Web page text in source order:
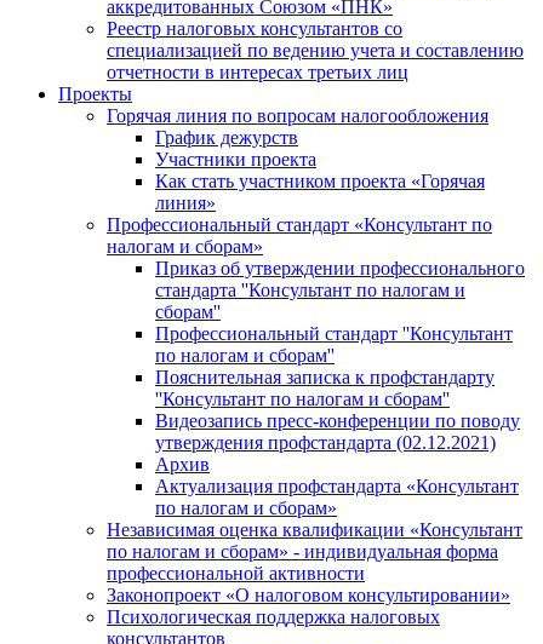
аккредитованных Союзом «ПНК»
Реестр налоговых консультантов со
специализацией по ведению учета и составлению
отчетности в интересах третьих лиц
Проекты
Горячая линия по вопросам налогообложения
График дежурств
Участники проекта
Как стать участником проекта «Горячая
линия»
Профессиональный стандарт «Консультант по
налогам и сборам»
Приказ об утверждении профессионального
стандарта ''Консультант по налогам и
сборам''
Профессиональный стандарт ''Консультант
по налогам и сборам''
Пояснительная записка к профстандарту
''Консультант по налогам и сборам''
Видеозапись пресс-конференции по поводу
утверждения профстандарта (02.12.2021)
Архив
Актуализация профстандарта «Консультант
по налогам и сборам»
Независимая оценка квалификации «Консультант
по налогам и сборам» - индивидуальная форма
профессиональной активности
Законопроект «О налоговом консультировании»
Психологическая поддержка налоговых
консультантов